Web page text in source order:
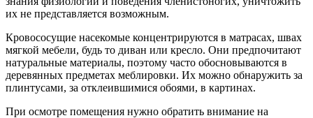
их не представляется возможным.
Кровососущие насекомые концентрируются в матрасах, швах
мягкой мебели, будь то диван или кресло. Они предпочитают
натуральные материалы, поэтому часто обосновываются в
деревянных предметах меблировки. Их можно обнаружить за
плинтусами, за отклеившимися обоями, в картинах.
При осмотре помещения нужно обратить внимание на